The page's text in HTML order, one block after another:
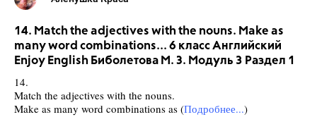
14. Match the adjectives with the nouns. Make as
many word combinations... 6 класс Английский
Enjoy English Биболетова М. З. Модуль 3 Раздел 1
14.
Match the adjectives with the nouns.
Make as many word combinations as (Подробнее...)